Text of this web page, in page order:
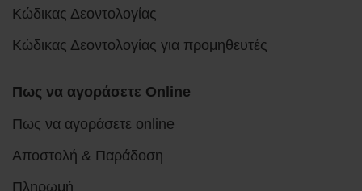
Κώδικας Δεοντολογίας
Κώδικας Δεοντολογίας για προμηθευτές
Πως να αγοράσετε Online
Πως να αγοράσετε online
Αποστολή & Παράδοση
Πληρωμή